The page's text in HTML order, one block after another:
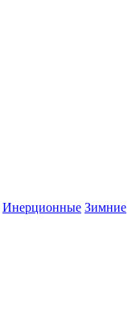
Инерционные Зимние